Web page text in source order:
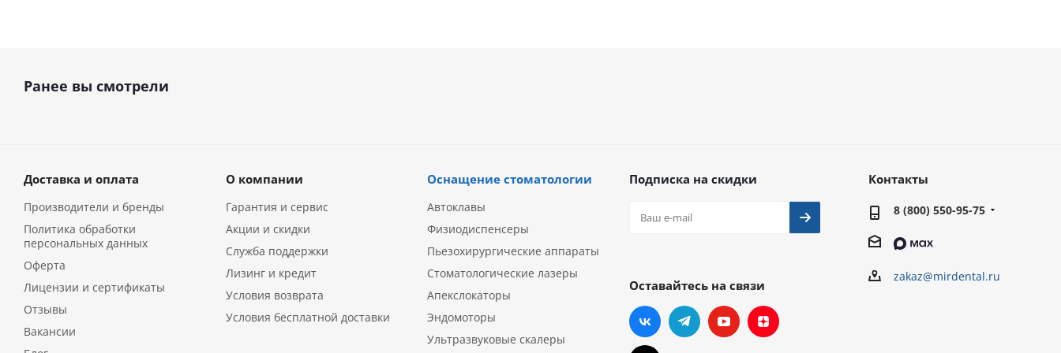
Ранее вы смотрели
Доставка и оплата
Производители и бренды
Политика обработки
персональных данных
Оферта
Лицензии и сертификаты
Отзывы
Вакансии
О компании
Гарантия и сервис
Акции и скидки
Служба поддержки
Лизинг и кредит
Условия возврата
Условия бесплатной доставки
Оснащение стоматологии
Автоклавы
Физиодиспенсеры
Пьезохирургические аппараты
Стоматологические лазеры
Апекслокаторы
Эндомоторы
Ультразвуковые скалеры
Подписка на скидки
Оставайтесь на связи
Контакты
8 (800) 550-95-75
zakaz@mirdental.ru